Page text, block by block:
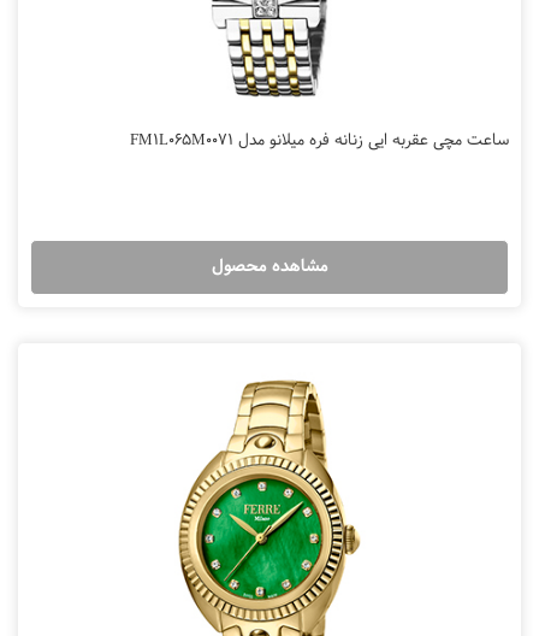
ساعت مچی عقربه ایی زنانه فره میلانو مدل FM1L065M0071
مشاهده محصول